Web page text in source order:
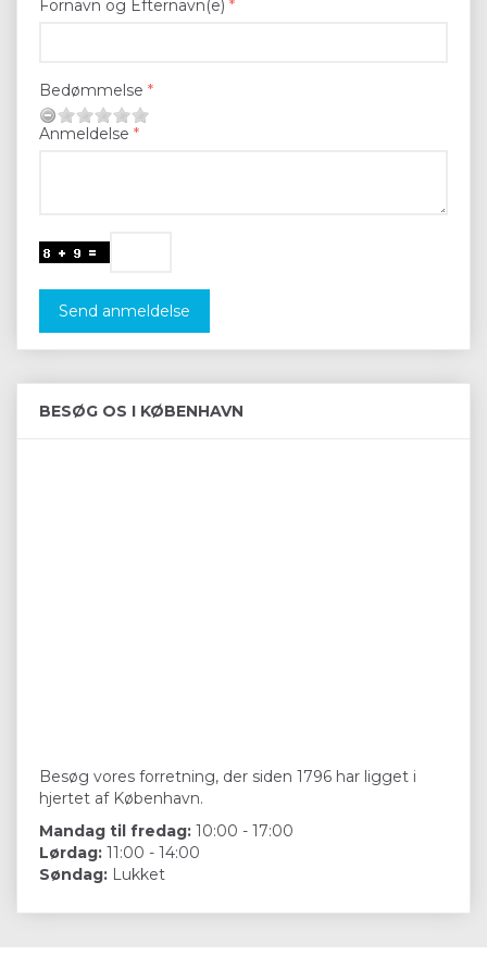
Fornavn og Efternavn(e)
Bedømmelse
Anmeldelse
Send anmeldelse
BESØG OS I KØBENHAVN
Besøg vores forretning, der siden 1796 har ligget i
hjertet af København.
Mandag til fredag: 10:00 - 17:00
Lørdag: 11:00 - 14:00
Søndag: Lukket